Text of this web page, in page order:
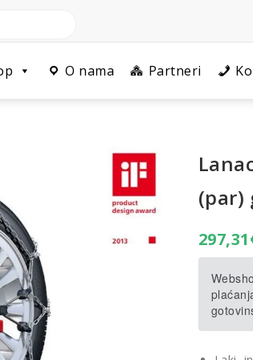
O nama Partneri
(par)
297,31